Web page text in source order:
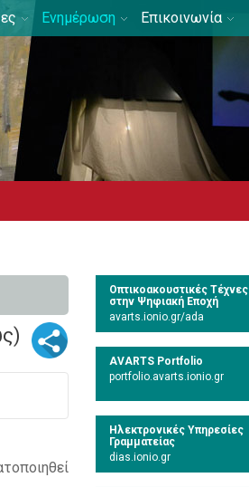
Ενημέρωση Επικοινωνία
Οπτικοακουστικές Τέχνες
στην Ψηφιακή Εποχή
avarts.ionio.gr/ada
AVARTS Portfolio
portfolio.avarts.ionio.gr
Ηλεκτρονικές Υπηρεσίες
Γραμματείας
dias.ionio.gr